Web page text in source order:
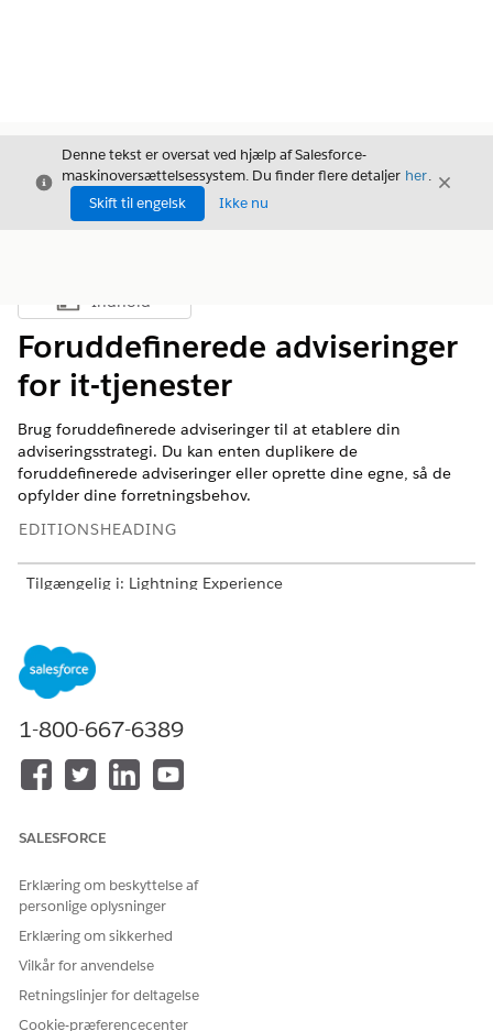
Luk
Denne tekst er oversat ved hjælp af Salesforce-
maskinoversættelsessystem. Du finder flere detaljer her.
Skift til engelsk
Ikke nu
Luk
Vis indholdsfortegnelse
Indhold
Foruddefinerede adviseringer
for it-tjenester
Brug foruddefinerede adviseringer til at etablere din
adviseringsstrategi. Du kan enten duplikere de
foruddefinerede adviseringer eller oprette dine egne, så de
opfylder dine forretningsbehov.
EDITIONSHEADING
Tilgængelig i: Lightning Experience
med Agentforce IT Service.
Hvor foruddefinerede adviseringer er tilgængelige
Foruddefinerede adviseringer er tilgængelige for disse
procesområder:
Hændelsesstyring
Ændringsstyring
Sagsstyring
Overensstemmelsesstyring
Risikostyring
Bestillingsstyring
Hvad hver foruddefineret advisering inkluderer
1-800-667-6389
SALESFORCE
Erklæring om beskyttelse af
personlige oplysninger
Erklæring om sikkerhed
Vilkår for anvendelse
Retningslinjer for deltagelse
Cookie-præferencecenter